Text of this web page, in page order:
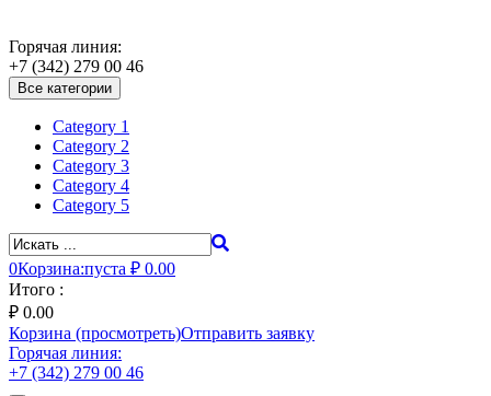
Горячая линия:
+7 (342) 279 00 46
Все категории
Category 1
Category 2
Category 3
Category 4
Category 5
0Корзина:пуста ₽ 0.00
Итого :
₽ 0.00
Корзина (просмотреть)Отправить заявку
Горячая линия:
+7 (342) 279 00 46